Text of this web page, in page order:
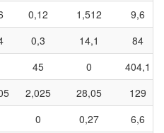
0,12 1,512
9,6
0,3 14,1
84
45 0
404,1
2,025 28,05
129
0 0,27
6,6